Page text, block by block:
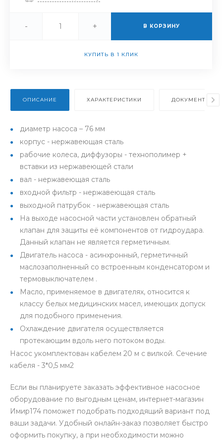
- + В КОРЗИНУ
КУПИТЬ В 1 КЛИК
ОПИСАНИЕ ХАРАКТЕРИСТИКИ ДОКУМЕНТЫ
диаметр насоса – 76 мм
корпус - нержавеющая сталь
рабочие колеса, диффузоры - технополимер +
вставки из нержавеющей стали
вал - нержавеющая сталь
входной фильтр - нержавеющая сталь
выходной патрубок - нержавеющая сталь
На выходе насосной части установлен обратный
клапан для защиты её компонентов от гидроудара.
Данный клапан не является герметичным.
Двигатель насоса - асинхронный, герметичный
маслозаполненный со встроенным конденсатором и
термовыключателем .
Масло, применяемое в двигателях, относится к
классу белых медицинских масел, имеющих допуск
для подобного применения.
Охлаждение двигателя осуществляется
протекающим вдоль него потоком воды.
Насос укомплектован кабелем 20 м с вилкой. Сечение
кабеля - 3*0,5 мм2
Если вы планируете заказать эффективное насосное
оборудование по выгодным ценам, интернет-магазин
Имир174 поможет подобрать подходящий вариант под
ваши задачи. Удобный онлайн-заказ позволяет быстро
оформить покупку, а при необходимости можно